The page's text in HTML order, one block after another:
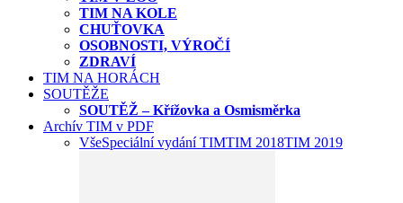
TIM NA KOLE
CHUŤOVKA
OSOBNOSTI, VÝROČÍ
ZDRAVÍ
TIM NA HORÁCH
SOUTĚŽE
SOUTĚŽ – Křížovka a Osmisměrka
Archív TIM v PDF
VšeSpeciální vydání TIMTIM 2018TIM 2019